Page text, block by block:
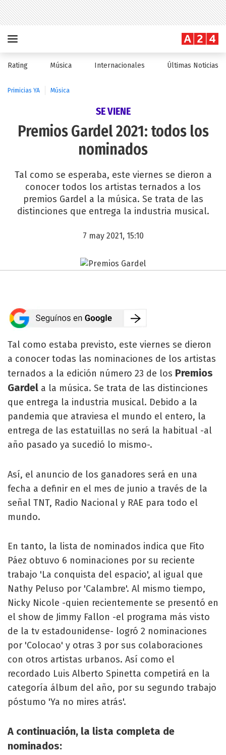
Rating Música Internacionales Últimas Noticias
Primicias YA Música
SE VIENE
Premios Gardel 2021: todos los
nominados
Tal como se esperaba, este viernes se dieron a
conocer todos los artistas ternados a los
premios Gardel a la música. Se trata de las
distinciones que entrega la industria musical.
7 may 2021, 15:10
Tal como estaba previsto, este viernes se dieron
a conocer todas las nominaciones de los artistas
ternados a la edición número 23 de los Premios
Gardel a la música. Se trata de las distinciones
que entrega la industria musical. Debido a la
pandemia que atraviesa el mundo el entero, la
entrega de las estatuillas no será la habitual -al
año pasado ya sucedió lo mismo-.
Así, el anuncio de los ganadores será en una
fecha a definir en el mes de junio a través de la
señal TNT, Radio Nacional y RAE para todo el
mundo.
En tanto, la lista de nominados indica que Fito
Páez obtuvo 6 nominaciones por su reciente
trabajo 'La conquista del espacio', al igual que
Nathy Peluso por 'Calambre'. Al mismo tiempo,
Nicky Nicole -quien recientemente se presentó en
el show de Jimmy Fallon -el programa más visto
de la tv estadounidense- logró 2 nominaciones
por 'Colocao' y otras 3 por sus colaboraciones
con otros artistas urbanos. Así como el
recordado Luis Alberto Spinetta competirá en la
categoría álbum del año, por su segundo trabajo
póstumo 'Ya no mires atrás'.
A continuación, la lista completa de
nominados: